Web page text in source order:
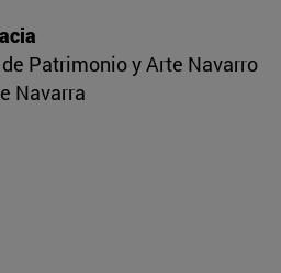
Patrimonio y Arte Navarro
Navarra